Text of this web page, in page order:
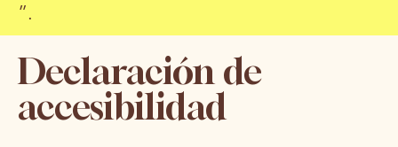
”.
Declaración de
accesibilidad